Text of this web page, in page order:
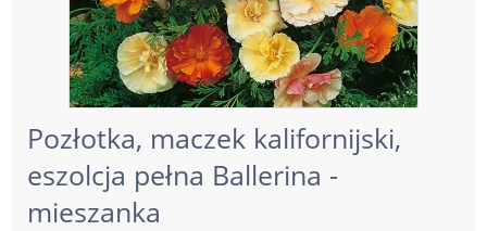
Pozłotka, maczek kalifornijski,
eszolcja pełna Ballerina -
mieszanka